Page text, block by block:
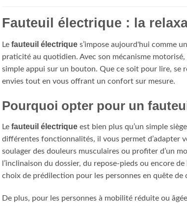
Fauteuil électrique : la
Le fauteuil électrique s’impose aujourd'hui comme
praticité au quotidien. Avec son mécanisme
simple appui sur un bouton. Que ce soit pour lire, se
envies tout en vous offrant un confort sur mesure.
Pourquoi opter pour un
Le fauteuil électrique est bien plus qu’un simple
différentes fonctionnalités, il vous permet d’adapter
soulager des douleurs musculaires ou profiter d’un
l’inclinaison du dossier, du repose-pieds ou encore
choix de prédilection pour les personnes en quête
De plus, pour les personnes à mobilité réduite ou